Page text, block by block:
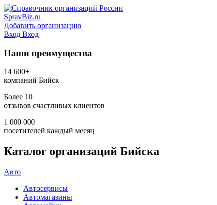
SpravBiz.ru
Добавить организацию
Вход Вход
Наши преимущества
14 600+
компаний Бийск
Более 10
отзывов счастливых клиентов
1 000 000
посетителей каждый месяц
Каталог организаций Бийска
Авто
Автосервисы
Автомагазины